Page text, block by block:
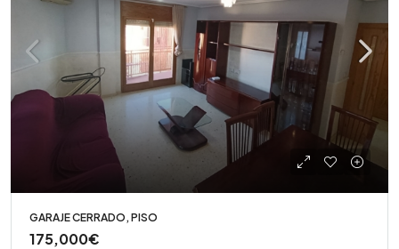
GARAJE CERRADO, PISO
175,000€